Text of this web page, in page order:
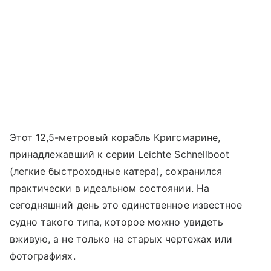
Этот 12,5-метровый корабль Кригсмарине,
принадлежавший к серии Leichte Schnellboot
(легкие быстроходные катера), сохранился
практически в идеальном состоянии. На
сегодняшний день это единственное известное
судно такого типа, которое можно увидеть
вживую, а не только на старых чертежах или
фотографиях.